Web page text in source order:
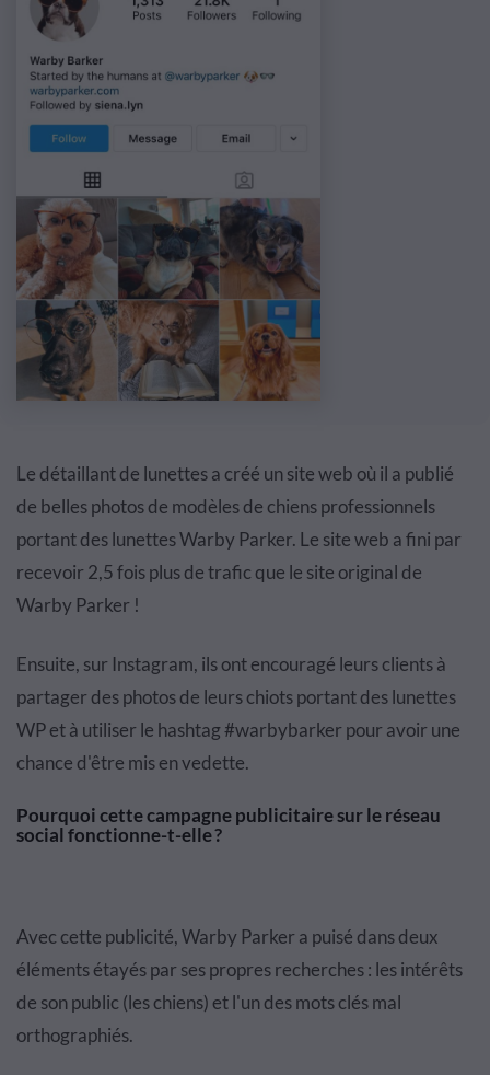
Le détaillant de lunettes a créé un site web où il a publié
de belles photos de modèles de chiens professionnels
portant des lunettes Warby Parker. Le site web a fini par
recevoir 2,5 fois plus de trafic que le site original de
Warby Parker !
Ensuite, sur Instagram, ils ont encouragé leurs clients à
partager des photos de leurs chiots portant des lunettes
WP et à utiliser le hashtag #warbybarker pour avoir une
chance d'être mis en vedette.
Pourquoi cette campagne publicitaire sur le réseau
social fonctionne-t-elle ?
Avec cette publicité, Warby Parker a puisé dans deux
éléments étayés par ses propres recherches : les intérêts
de son public (les chiens) et l'un des mots clés mal
orthographiés.